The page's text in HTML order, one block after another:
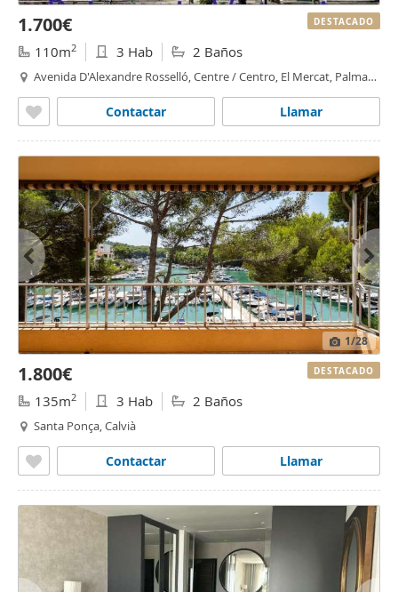
1.700€
110m2 3 Hab 2 Baños
Avenida D'Alexandre Rosselló, Centre / Centro, El Mercat, Palma
Llamar
Contactar
DESTACADO
1/28
1.800€
135m2 3 Hab 2 Baños
Santa Ponça, Calvià
Llamar
Contactar
DESTACADO